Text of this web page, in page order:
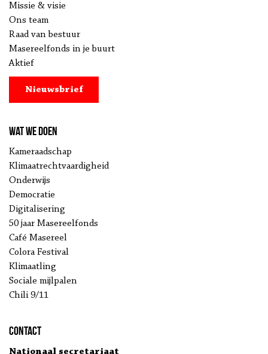
Missie & visie
Ons team
Raad van bestuur
Masereelfonds in je buurt
Aktief
Nieuwsbrief
Wat we doen
Kameraadschap
Klimaatrechtvaardigheid
Onderwijs
Democratie
Digitalisering
50 jaar Masereelfonds
Café Masereel
Colora Festival
Klimaatling
Sociale mijlpalen
Chili 9/11
Contact
Nationaal secretariaat